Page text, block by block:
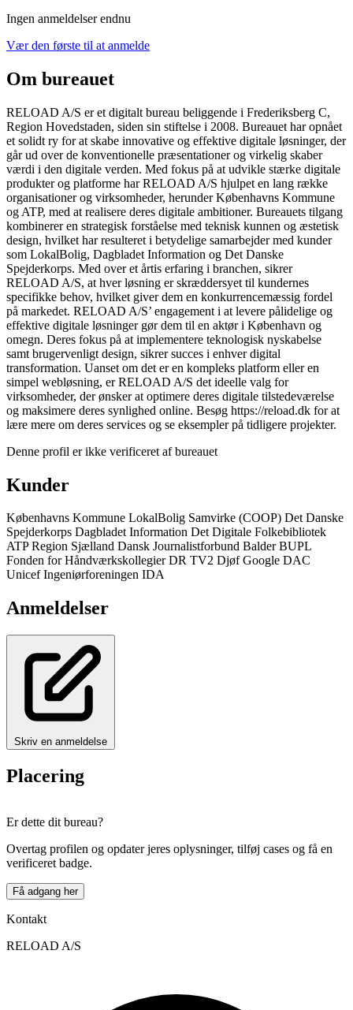
Ingen anmeldelser endnu
Vær den første til at anmelde
Om bureauet
RELOAD A/S er et digitalt bureau beliggende i Frederiksberg C,
Region Hovedstaden, siden sin stiftelse i 2008. Bureauet har opnået
et solidt ry for at skabe innovative og effektive digitale løsninger, der
går ud over de konventionelle præsentationer og virkelig skaber
værdi i den digitale verden. Med fokus på at udvikle stærke digitale
produkter og platforme har RELOAD A/S hjulpet en lang række
organisationer og virksomheder, herunder Københavns Kommune
og ATP, med at realisere deres digitale ambitioner. Bureauets tilgang
kombinerer en strategisk forståelse med teknisk kunnen og æstetisk
design, hvilket har resulteret i betydelige samarbejder med kunder
som LokalBolig, Dagbladet Information og Det Danske
Spejderkorps. Med over et årtis erfaring i branchen, sikrer
RELOAD A/S, at hver løsning er skræddersyet til kundernes
specifikke behov, hvilket giver dem en konkurrencemæssig fordel
på markedet. RELOAD A/S’ engagement i at levere pålidelige og
effektive digitale løsninger gør dem til en aktør i København og
omegn. Deres fokus på at implementere teknologisk nyskabelse
samt brugervenligt design, sikrer succes i enhver digital
transformation. Uanset om det er en kompleks platform eller en
simpel webløsning, er RELOAD A/S det ideelle valg for
virksomheder, der ønsker at optimere deres digitale tilstedeværelse
og maksimere deres synlighed online. Besøg https://reload.dk for at
lære mere om deres services og se eksempler på tidligere projekter.
Denne profil er ikke verificeret af bureauet
Kunder
Københavns Kommune LokalBolig Samvirke (COOP) Det Danske
Spejderkorps Dagbladet Information Det Digitale Folkebibliotek
ATP Region Sjælland Dansk Journalistforbund Balder BUPL
Fonden for Håndværkskollegier DR TV2 Djøf Google DAC
Unicef Ingeniørforeningen IDA
Anmeldelser
Skriv en anmeldelse
Placering
+
−
Er dette dit bureau?
Overtag profilen og opdater jeres oplysninger, tilføj cases og få en
verificeret badge.
Få adgang her
Kontakt
RELOAD A/S